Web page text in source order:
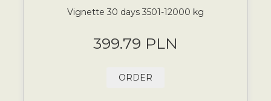
Vignette 30 days 3501-12000 kg
399.79 PLN
ORDER